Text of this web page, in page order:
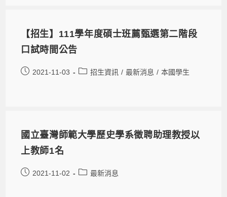
【招生】111學年度碩士班薦甄選第二階段
口試時間公告
2021-11-03 招生資訊 / 最新消息 / 本國學生
國立臺灣師範大學歷史學系徵聘助理教授以
上教師1名
2021-11-02 最新消息